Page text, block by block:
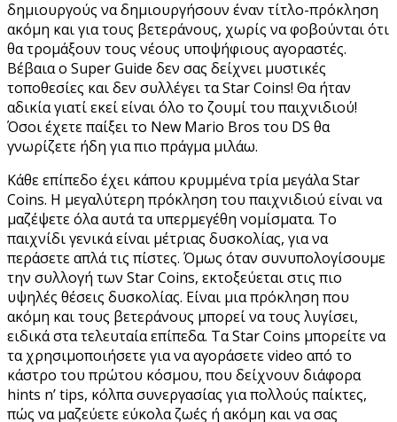
δημιουργούς να δημιουργήσουν έναν τίτλο-πρόκληση
ακόμη και για τους βετεράνους, χωρίς να φοβούνται ότι
θα τρομάξουν τους νέους υποψήφιους αγοραστές.
Βέβαια ο Super Guide δεν σας δείχνει μυστικές
τοποθεσίες και δεν συλλέγει τα Star Coins! Θα ήταν
αδικία γιατί εκεί είναι όλο το ζουμί του παιχνιδιού!
Όσοι έχετε παίξει το New Mario Bros του DS θα
γνωρίζετε ήδη για πιο πράγμα μιλάω.
Κάθε επίπεδο έχει κάπου κρυμμένα τρία μεγάλα Star
Coins. Η μεγαλύτερη πρόκληση του παιχνιδιού είναι να
μαζέψετε όλα αυτά τα υπερμεγέθη νομίσματα. Το
παιχνίδι γενικά είναι μέτριας δυσκολίας, για να
περάσετε απλά τις πίστες. Όμως όταν συνυπολογίσουμε
την συλλογή των Star Coins, εκτοξεύεται στις πιο
υψηλές θέσεις δυσκολίας. Είναι μια πρόκληση που
ακόμη και τους βετεράνους μπορεί να τους λυγίσει,
ειδικά στα τελευταία επίπεδα. Τα Star Coins μπορείτε να
τα χρησιμοποιήσετε για να αγοράσετε video από το
κάστρο του πρώτου κόσμου, που δείχνουν διάφορα
hints n’ tips, κόλπα συνεργασίας για πολλούς παίκτες,
πώς να μαζεύετε εύκολα ζωές ή ακόμη και να σας